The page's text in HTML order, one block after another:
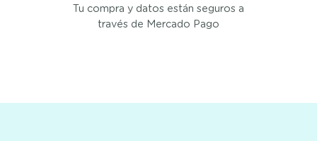
Tu compra y datos están seguros a
través de Mercado Pago